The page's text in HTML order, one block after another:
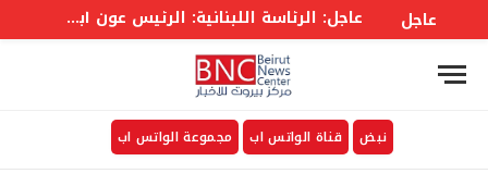
عاجل عاجل: الرئاسة اللبنانية: الرئيس عون أبلغ الوزراء أن واشنطن ستعمل على معالجة وقف إطلاق النار والمناطق التجريبية
نبض قناة الواتس اب مجموعة الواتس اب